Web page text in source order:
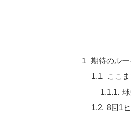
期待のル
ここ
8回1